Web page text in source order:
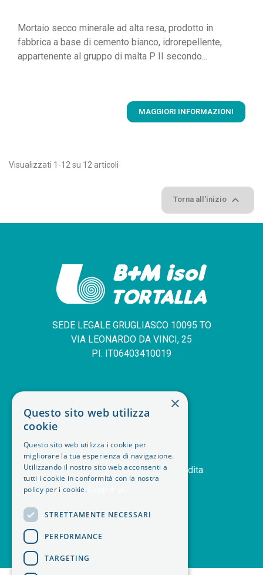
Mortaio secco minerale ad alta resa, prodotto in
fabbrica a base di cemento bianco, idrorepellente,
appartenente al gruppo di malta P II secondo...
MAGGIORI INFORMAZIONI
Visualizzati 1-12 su 12 articoli
Torna all'inizio 
SEDE LEGALE GRUGLIASCO 10095 TO
VIA LEONARDO DA VINCI, 25
PI. IT06403410019
deskphone +39 011 408 14 28
orders Storico ordini
handshake Termini e condizioni di vendita
delivery_truck_speed
×
Questo sito web utilizza
cookie
Questo sito web utilizza i cookie per
migliorare la tua esperienza di navigazione.
Utilizzando il nostro sito web acconsenti a
tutti i cookie in conformità con la nostra
policy per i cookie.
STRETTAMENTE NECESSARI
PERFORMANCE
TARGETING